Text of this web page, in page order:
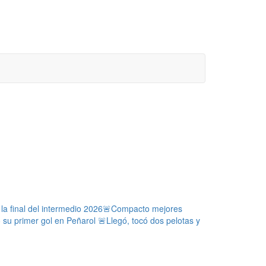
final del intermedio 2026🚨Compacto mejores
primer gol en Peñarol 🚨Llegó, tocó dos pelotas y